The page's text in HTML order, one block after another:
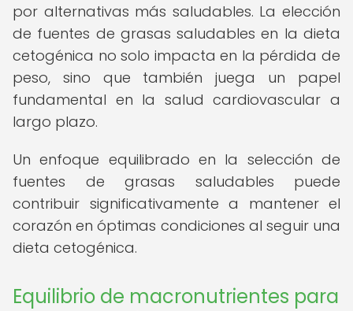
por alternativas más saludables. La elección
de fuentes de grasas saludables en la dieta
cetogénica no solo impacta en la pérdida de
peso, sino que también juega un papel
fundamental en la salud cardiovascular a
largo plazo.
Un enfoque equilibrado en la selección de
fuentes de grasas saludables puede
contribuir significativamente a mantener el
corazón en óptimas condiciones al seguir una
dieta cetogénica.
Equilibrio de macronutrientes para